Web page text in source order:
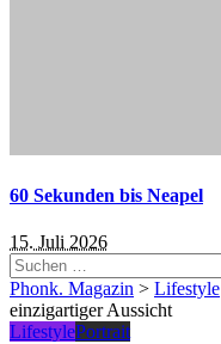
60 Sekunden bis Neapel
15. Juli 2026
Suchen
nach:
Phonk. Magazin > Lifestyle
einzigartiger Aussicht
LifestylePortrait